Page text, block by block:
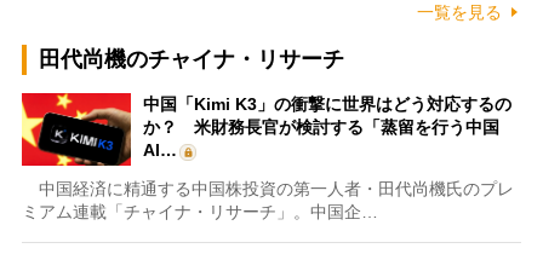
一覧を見る
田代尚機のチャイナ・リサーチ
中国「Kimi K3」の衝撃に世界はどう対応するの
か？ 米財務長官が検討する「蒸留を行う中国
AI…
中国経済に精通する中国株投資の第一人者・田代尚機氏のプレ
ミアム連載「チャイナ・リサーチ」。中国企…